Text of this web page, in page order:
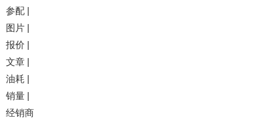
参配 |
图片 |
报价 |
文章 |
油耗 |
销量 |
经销商